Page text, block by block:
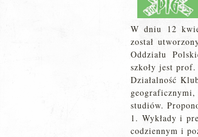
W dniu 12
został
Oddziału
szkoły jest
Działalność
studiów.
1. Wykłady i
codziennym i